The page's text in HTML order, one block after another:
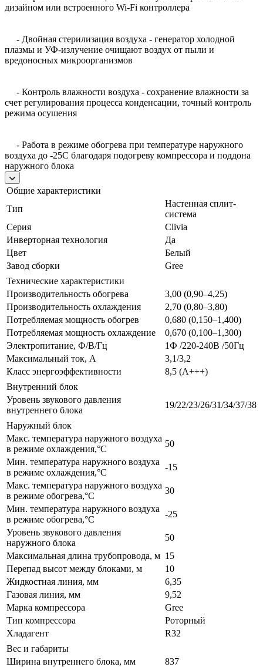
дизайном или встроенного Wi-Fi контроллера
- Двойная стерилизация воздуха - генератор холодной
плазмы и УФ-излучение очищают воздух от пыли и
вредоносных микроорганизмов
- Контроль влажности воздуха - сохранение влажности за
счет регулирования процесса конденсации, точный контроль
режима осушения
- Работа в режиме обогрева при температуре наружного
воздуха до -25С благодаря подогреву компрессора и поддона
наружного блока
Общие характеристики
Тип
Настенная сплит-
система
Серия
Clivia
Инверторная технология
Да
Цвет
Белый
Завод сборки
Gree
Технические характеристики
Производительность обогрева
3,00 (0,90–4,25)
Производительность охлаждения
2,70 (0,80–3,80)
Потребляемая мощность обогрев
0,680 (0,150–1,400)
Потребляемая мощность охлаждение
0,670 (0,100–1,300)
Электропитание, Ф/В/Гц
1Ф /220-240В /50Гц
Максимальный ток, А
3,1/3,2
Класс энергоэффективности
8,5 (A+++)
Внутренний блок
Уровень звукового давления
внутреннего блока
19/22/23/26/31/34/37/38
Наружный блок
Макс. температура наружного воздуха
в режиме охлаждения,°С
50
Мин. температура наружного воздуха
в режиме охлаждения,°С
-15
Макс. температура наружного воздуха
в режиме обогрева,°С
30
Мин. температура наружного воздуха
в режиме обогрева,°С
-25
Уровень звукового давления
наружного блока
50
Максимальная длина трубопровода, м 15
Перепад высот между блоками, м
10
Жидкостная линия, мм
6,35
Газовая линия, мм
9,52
Марка компрессора
Gree
Тип компрессора
Роторный
Хладагент
R32
Вес и габариты
Ширина внутреннего блока, мм
837